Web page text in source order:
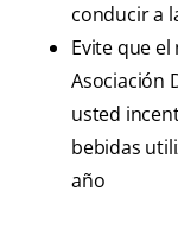
conducir a
Evite que
Asociación
usted
bebidas
año